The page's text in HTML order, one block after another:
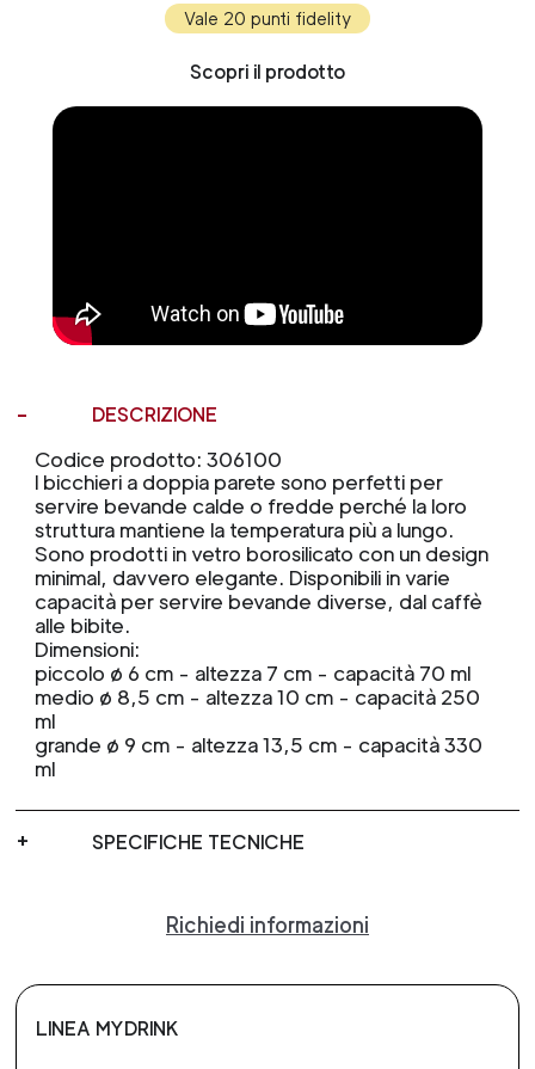
Vale 20 punti fidelity
Scopri il prodotto
DESCRIZIONE
Codice prodotto: 306100
I bicchieri a doppia parete sono perfetti per
servire bevande calde o fredde perché la loro
struttura mantiene la temperatura più a lungo.
Sono prodotti in vetro borosilicato con un design
minimal, davvero elegante. Disponibili in varie
capacità per servire bevande diverse, dal caffè
alle bibite.
Dimensioni:
piccolo ø 6 cm - altezza 7 cm - capacità 70 ml
medio ø 8,5 cm - altezza 10 cm - capacità 250
ml
grande ø 9 cm - altezza 13,5 cm - capacità 330
ml
SPECIFICHE TECNICHE
Richiedi informazioni
LINEA MYDRINK